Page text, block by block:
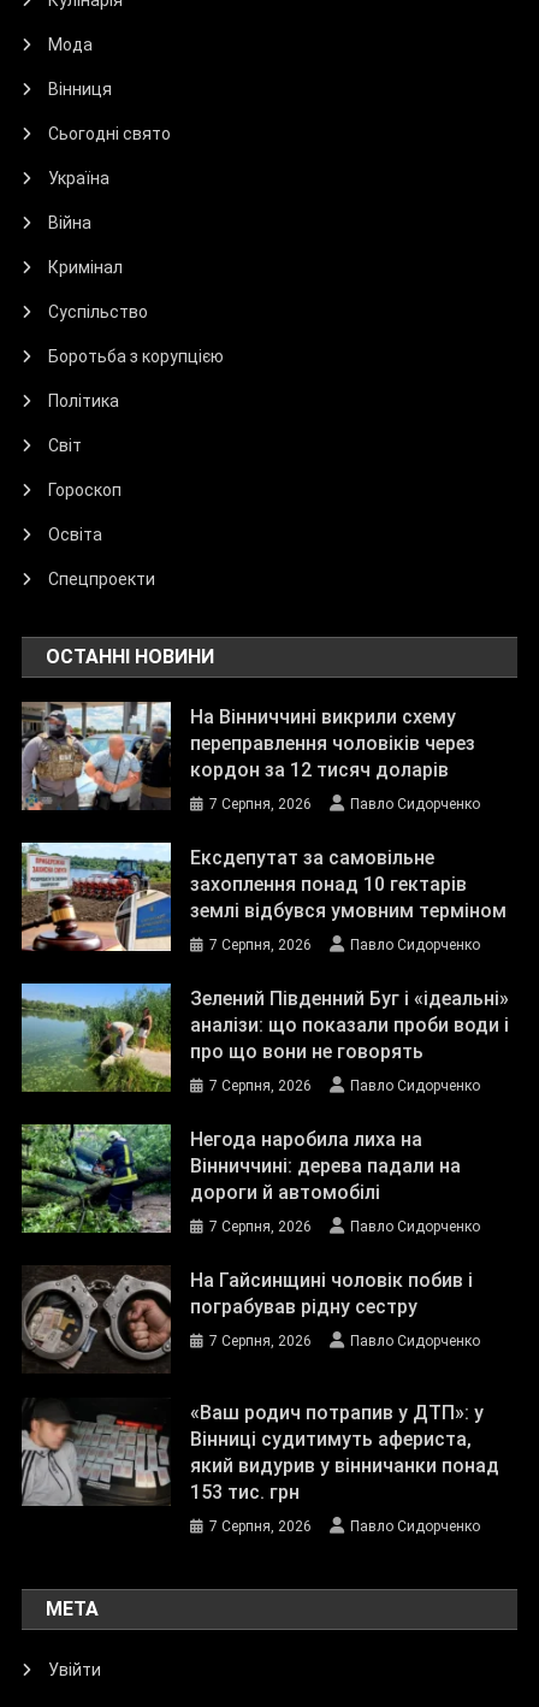
Мода
Вінниця
Сьогодні свято
Україна
Війна
Кримінал
Суспільство
Боротьба з корупцією
Політика
Світ
Гороскоп
Освіта
Спецпроекти
ОСТАННІ НОВИНИ
На Вінниччині викрили схему
переправлення чоловіків через
кордон за 12 тисяч доларів
7 Серпня, 2026 Павло Сидорченко
Ексдепутат за самовільне
захоплення понад 10 гектарів
землі відбувся умовним терміном
7 Серпня, 2026 Павло Сидорченко
Зелений Південний Буг і «ідеальні»
аналізи: що показали проби води і
про що вони не говорять
7 Серпня, 2026 Павло Сидорченко
Негода наробила лиха на
Вінниччині: дерева падали на
дороги й автомобілі
7 Серпня, 2026 Павло Сидорченко
На Гайсинщині чоловік побив і
пограбував рідну сестру
7 Серпня, 2026 Павло Сидорченко
«Ваш родич потрапив у ДТП»: у
Вінниці судитимуть афериста,
який видурив у вінничанки понад
153 тис. грн
7 Серпня, 2026 Павло Сидорченко
МЕТА
Увійти